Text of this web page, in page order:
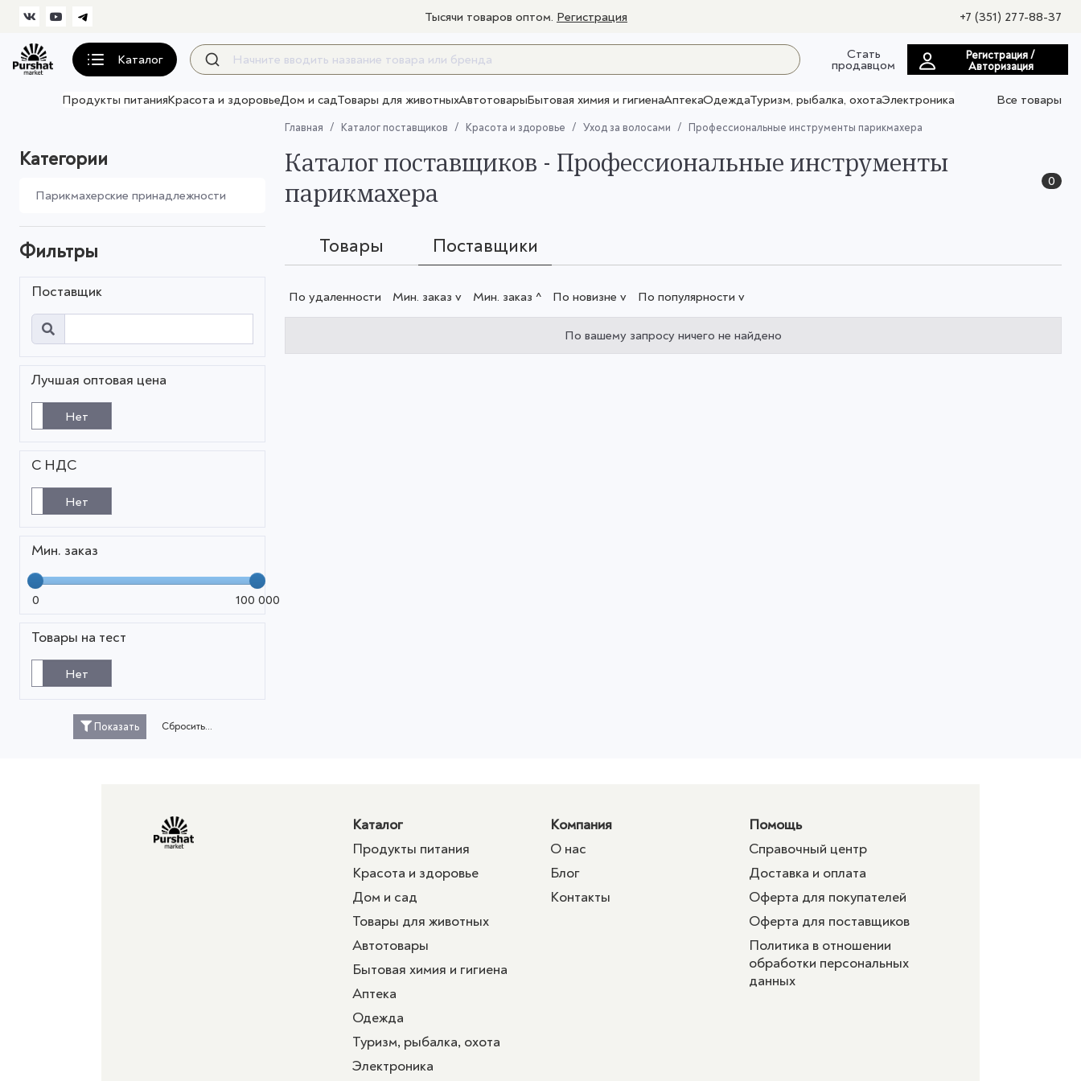
Тысячи товаров оптом. Регистрация +7 (351) 277-88-37
Каталог Стать
продавцом
Регистрация /
Авторизация
Продукты питанияКрасота и здоровьеДом и садТовары для животныхАвтотоварыБытовая химия и гигиенаАптекаОдеждаТуризм, рыбалка, охотаЭлектроника
Все товары
Главная Каталог поставщиков Красота и здоровье Уход за волосами Профессиональные инструменты парикмахера
Категории
Парикмахерские принадлежности
Фильтры
Поставщик
Лучшая оптовая цена
Нет
С НДС
Нет
Мин. заказ
0 100 000
Товары на тест
Нет
Показать Сбросить...
Каталог поставщиков - Профессиональные инструменты
парикмахера
0
Товары Поставщики
По удаленности Мин. заказ v Мин. заказ ^ По новизне v По популярности v
По вашему запросу ничего не найдено
Каталог
Продукты питания
Красота и здоровье
Дом и сад
Товары для животных
Автотовары
Бытовая химия и гигиена
Аптека
Одежда
Туризм, рыбалка, охота
Электроника
Компания
О нас
Блог
Контакты
Помощь
Справочный центр
Доставка и оплата
Оферта для покупателей
Оферта для поставщиков
Политика в отношении
обработки персональных
данных